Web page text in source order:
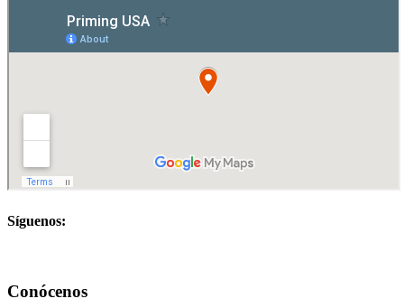
Síguenos:
Conócenos